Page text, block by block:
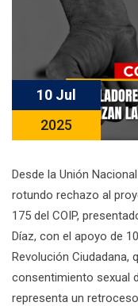
10 Jul
2025
Desde la Unión
rotundo rechazo al
175 del COIP,
Díaz, con el apoyo de
Revolución Ciudadana,
consentimiento sexual
representa un